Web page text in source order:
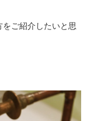
ご紹介したいと思